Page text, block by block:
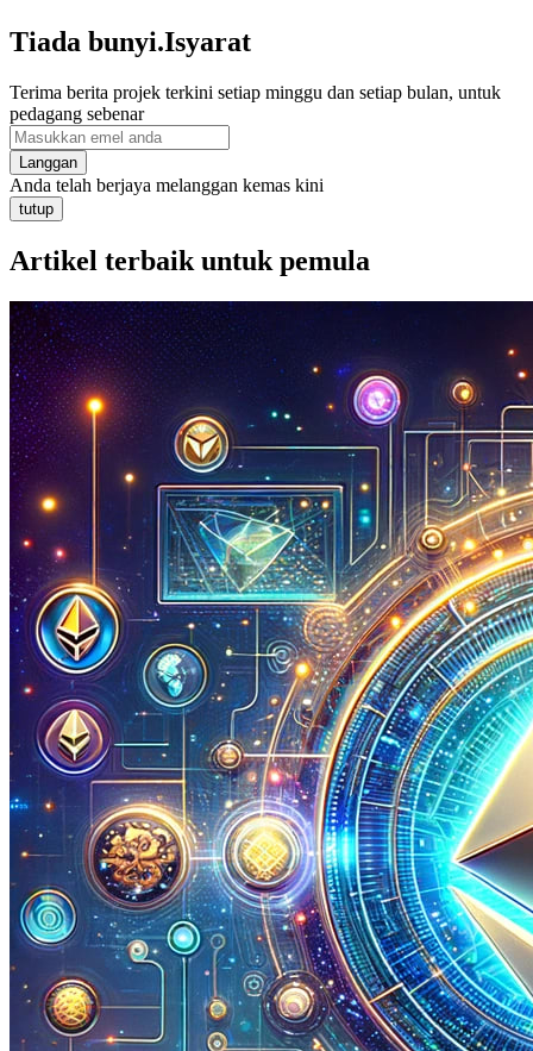
Tiada bunyi.Isyarat
Terima berita projek terkini setiap minggu dan setiap bulan, untuk
pedagang sebenar
Langgan
Anda telah berjaya melanggan kemas kini
tutup
Artikel terbaik untuk pemula